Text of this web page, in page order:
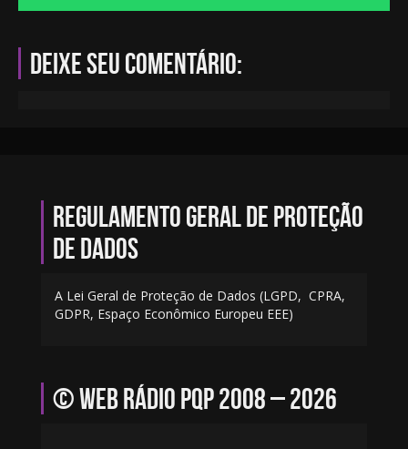
Deixe seu comentário:
Regulamento geral de proteção
de dados
A Lei Geral de Proteção de Dados (LGPD, CPRA,
GDPR, Espaço Econômico Europeu EEE)
© Web Rádio PQP 2008 – 2026